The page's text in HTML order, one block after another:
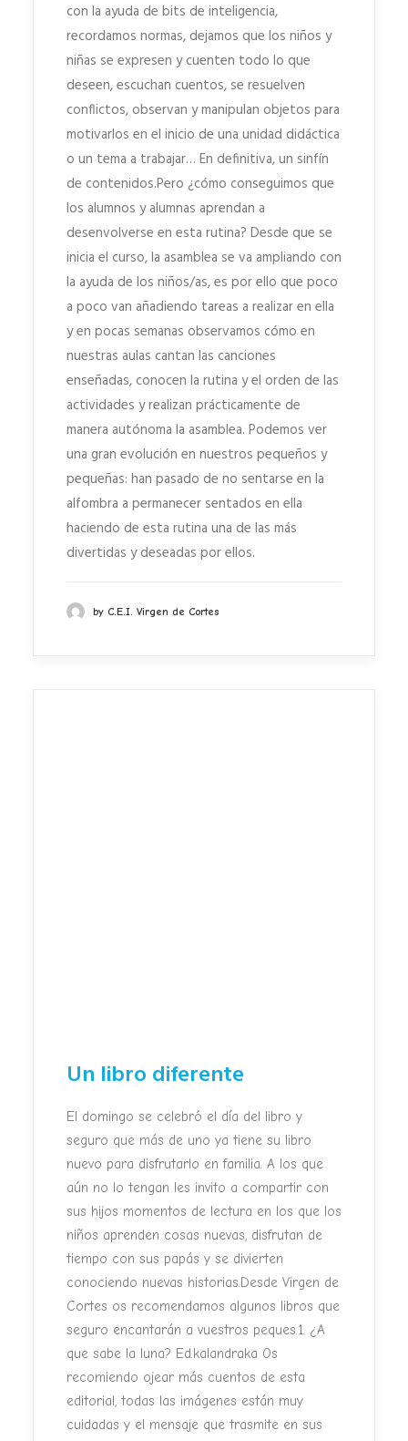
con la ayuda de bits de inteligencia,
recordamos normas, dejamos que los niños y
niñas se expresen y cuenten todo lo que
deseen, escuchan cuentos, se resuelven
conflictos, observan y manipulan objetos para
motivarlos en el inicio de una unidad didáctica
o un tema a trabajar… En definitiva, un sinfín
de contenidos.Pero ¿cómo conseguimos que
los alumnos y alumnas aprendan a
desenvolverse en esta rutina? Desde que se
inicia el curso, la asamblea se va ampliando con
la ayuda de los niños/as, es por ello que poco
a poco van añadiendo tareas a realizar en ella
y en pocas semanas observamos cómo en
nuestras aulas cantan las canciones
enseñadas, conocen la rutina y el orden de las
actividades y realizan prácticamente de
manera autónoma la asamblea. Podemos ver
una gran evolución en nuestros pequeños y
pequeñas: han pasado de no sentarse en la
alfombra a permanecer sentados en ella
haciendo de esta rutina una de las más
divertidas y deseadas por ellos.
by C.E.I. Virgen de Cortes
Un libro diferente
El domingo se celebró el día del libro y
seguro que más de uno ya tiene su libro
nuevo para disfrutarlo en familia. A los que
aún no lo tengan les invito a compartir con
sus hijos momentos de lectura en los que los
niños aprenden cosas nuevas, disfrutan de
tiempo con sus papás y se divierten
conociendo nuevas historias.Desde Virgen de
Cortes os recomendamos algunos libros que
seguro encantarán a vuestros peques.1. ¿A
que sabe la luna? Ed.kalandraka Os
recomiendo ojear más cuentos de esta
editorial, todas las imágenes están muy
cuidadas y el mensaje que trasmite en sus